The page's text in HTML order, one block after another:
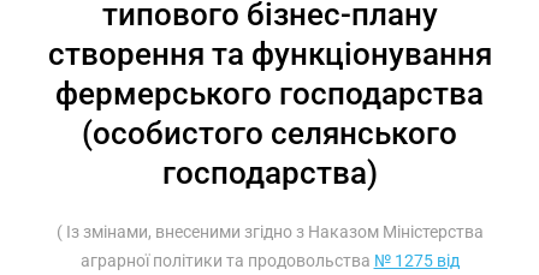
типового бізнес-плану
створення та функціонування
фермерського господарства
(особистого селянського
господарства)
( Із змінами, внесеними згідно з Наказом Міністерства
аграрної політики та продовольства № 1275 від